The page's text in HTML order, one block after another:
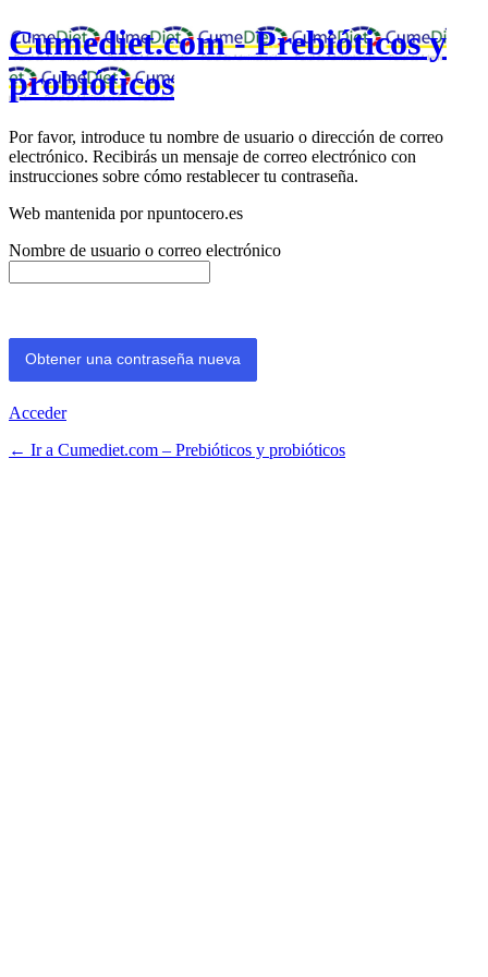
Cumediet.com - Prebióticos y
probióticos
Por favor, introduce tu nombre de usuario o dirección de correo
electrónico. Recibirás un mensaje de correo electrónico con
instrucciones sobre cómo restablecer tu contraseña.
Web mantenida por npuntocero.es
Nombre de usuario o correo electrónico
Acceder
← Ir a Cumediet.com – Prebióticos y probióticos